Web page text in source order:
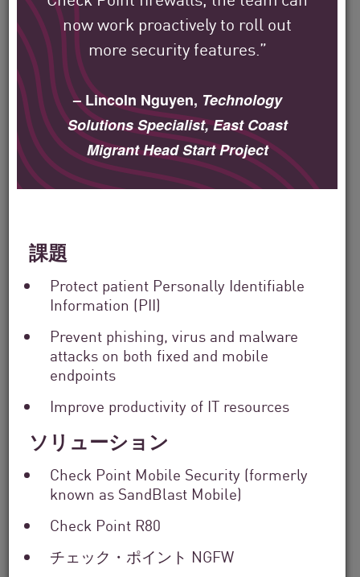
now work proactively to roll out
more security features.”
– Lincoln Nguyen, Technology
Solutions Specialist, East Coast
Migrant Head Start Project
課題
Protect patient Personally Identifiable
Information (PII)
Prevent phishing, virus and malware
attacks on both fixed and mobile
endpoints
Improve productivity of IT resources
ソリューション
Check Point Mobile Security (formerly
known as SandBlast Mobile)
Check Point R80
チェック・ポイント NGFW
ュリティを、世界中で支援することで
す。
Filter
by
Solutions
Filter
by
Industry
Filter
Search
by
Keyword